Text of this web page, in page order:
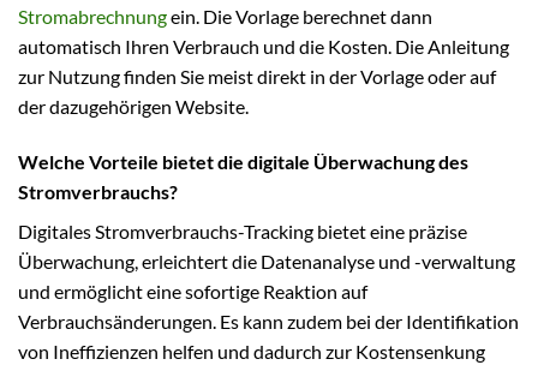
Stromabrechnungein. Die Vorlage berechnet dann
automatisch Ihren Verbrauch und die Kosten. Die Anleitung
zur Nutzung finden Sie meist direkt in der Vorlage oder auf
der dazugehörigen Website.
Welche Vorteile bietet die digitale Überwachung des
Stromverbrauchs?
Digitales Stromverbrauchs-Tracking bietet eine präzise
Überwachung, erleichtert die Datenanalyse und -verwaltung
und ermöglicht eine sofortige Reaktion auf
Verbrauchsänderungen. Es kann zudem bei der Identifikation
von Ineffizienzen helfen und dadurch zur Kostensenkung